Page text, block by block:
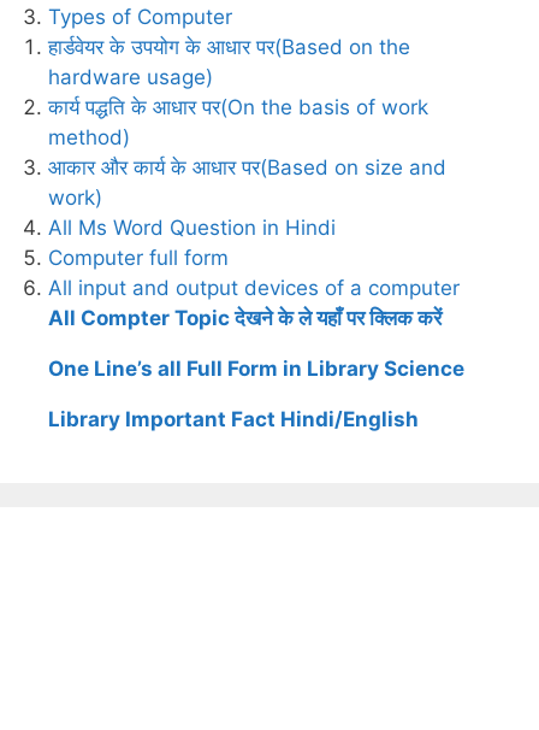
Types of Computer
हार्डवेयर के उपयोग के आधार पर(Based on the
hardware usage)
कार्य पद्धति के आधार पर(On the basis of work
method)
आकार और कार्य के आधार पर(Based on size and
work)
All Ms Word Question in Hindi
Computer full form
All input and output devices of a computer
All Compter Topic देखने के ले यहाँ पर क्लिक करें
One Line’s all Full Form in Library Science
Library Important Fact Hindi/English